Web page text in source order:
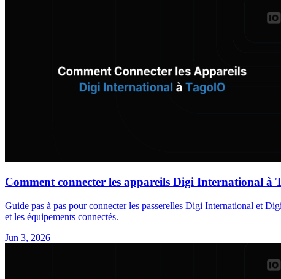
Comment connecter les appareils Digi International à
Guide pas à pas pour connecter les passerelles Digi International et
et les équipements connectés.
Jun 3, 2026